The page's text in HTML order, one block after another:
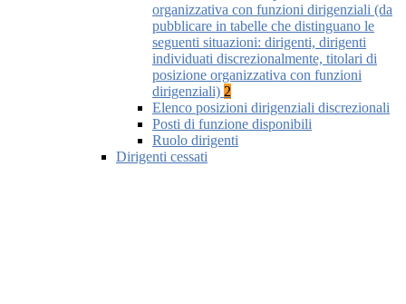
organizzativa con funzioni dirigenziali (da
pubblicare in tabelle che distinguano le
seguenti situazioni: dirigenti, dirigenti
individuati discrezionalmente, titolari di
posizione organizzativa con funzioni
dirigenziali) 2
Elenco posizioni dirigenziali discrezionali
Posti di funzione disponibili
Ruolo dirigenti
Dirigenti cessati